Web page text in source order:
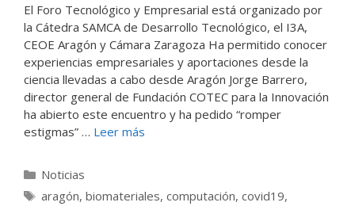
El Foro Tecnológico y Empresarial está organizado por
la Cátedra SAMCA de Desarrollo Tecnológico, el I3A,
CEOE Aragón y Cámara Zaragoza Ha permitido conocer
experiencias empresariales y aportaciones desde la
ciencia llevadas a cabo desde Aragón Jorge Barrero,
director general de Fundación COTEC para la Innovación
ha abierto este encuentro y ha pedido “romper
estigmas” … Leer más
Categorías
Noticias
Etiquetas
aragón, biomateriales, computación, covid19,